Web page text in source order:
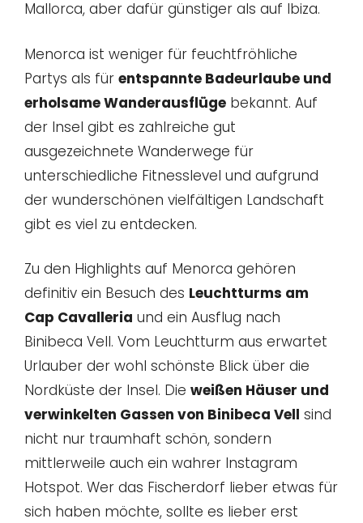
Mallorca, aber dafür günstiger als auf Ibiza.
Menorca ist weniger für feuchtfröhliche
Partys als für entspannte Badeurlaube und
erholsame Wanderausflüge bekannt. Auf
der Insel gibt es zahlreiche gut
ausgezeichnete Wanderwege für
unterschiedliche Fitnesslevel und aufgrund
der wunderschönen vielfältigen Landschaft
gibt es viel zu entdecken.
Zu den Highlights auf Menorca gehören
definitiv ein Besuch des Leuchtturms am
Cap Cavalleria und ein Ausflug nach
Binibeca Vell. Vom Leuchtturm aus erwartet
Urlauber der wohl schönste Blick über die
Nordküste der Insel. Die weißen Häuser und
verwinkelten Gassen von Binibeca Vell sind
nicht nur traumhaft schön, sondern
mittlerweile auch ein wahrer Instagram
Hotspot. Wer das Fischerdorf lieber etwas für
sich haben möchte, sollte es lieber erst